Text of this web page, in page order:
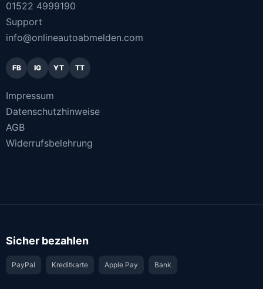
01522 4999190
Support
info@onlineautoabmelden.com
FB IG YT TT
Impressum
Datenschutzhinweise
AGB
Widerrufsbelehrung
Sicher bezahlen
PayPal Kreditkarte Apple Pay Bank